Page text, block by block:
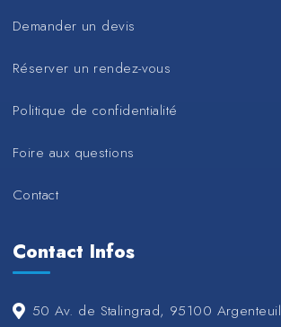
Demander un devis
Réserver un rendez-vous
Politique de confidentialité
Foire aux questions
Contact
Contact Infos
50 Av. de Stalingrad, 95100 Argenteuil